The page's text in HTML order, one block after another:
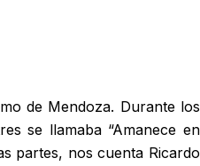
de Mendoza. Durante los
se llamaba “Amanece en
partes, nos cuenta Ricardo